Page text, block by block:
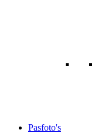
Pasfoto's